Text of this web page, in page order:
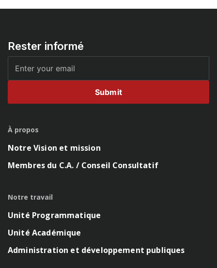
Rester informé
Submit
À propos
Notre Vision et mission
Membres du C.A. / Conseil Consultatif
Notre travail
Unité Programmatique
Unité Académique
Administration et développement publiques